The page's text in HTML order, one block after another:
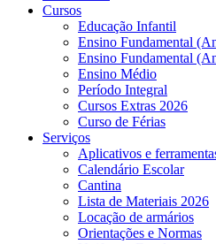
Cursos
Educação Infantil
Ensino Fundamental
Ensino Fundamental
Ensino Médio
Período Integral
Cursos Extras 2026
Curso de Férias
Serviços
Aplicativos e
Calendário Escolar
Cantina
Lista de Materiais 2026
Locação de armários
Orientações e Normas